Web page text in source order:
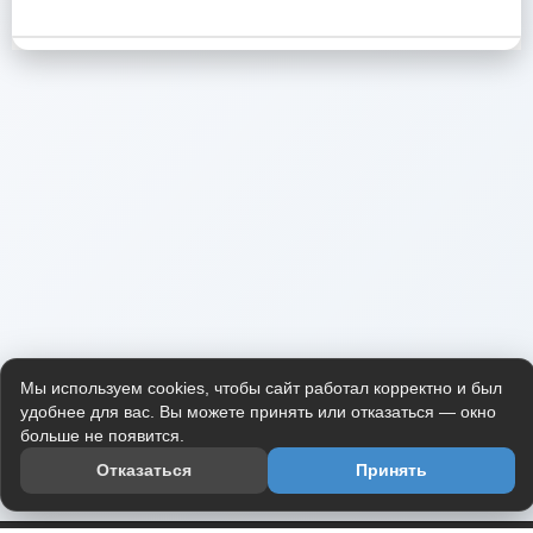
Мы используем cookies, чтобы сайт работал корректно и был
удобнее для вас. Вы можете принять или отказаться — окно
больше не появится.
Отказаться
Принять